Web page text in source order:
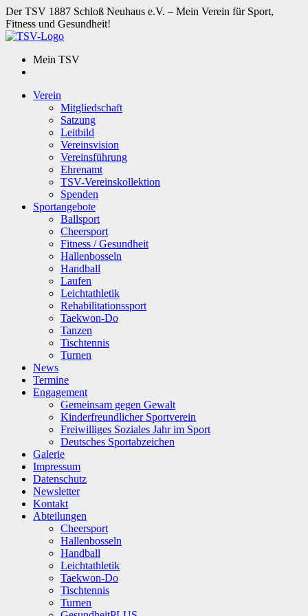
Der TSV 1887 Schloß Neuhaus e.V. – Mein Verein für Sport,
Fitness und Gesundheit!
Mein TSV
Verein
Mitgliedschaft
Satzung
Leitbild
Vereinsvision
Vereinsführung
Ehrenamt
TSV-Vereinskollektion
Spenden
Sportangebote
Ballsport
Cheersport
Fitness / Gesundheit
Hallenbosseln
Handball
Laufen
Leichtathletik
Rehabilitationssport
Taekwon-Do
Tanzen
Tischtennis
Turnen
News
Termine
Engagement
Gemeinsam gegen Gewalt
Kinderfreundlicher Sportverein
Freiwilliges Soziales Jahr im Sport
Deutsches Sportabzeichen
Galerie
Impressum
Datenschutz
Newsletter
Kontakt
Abteilungen
Cheersport
Hallenbosseln
Handball
Leichtathletik
Taekwon-Do
Tischtennis
Turnen